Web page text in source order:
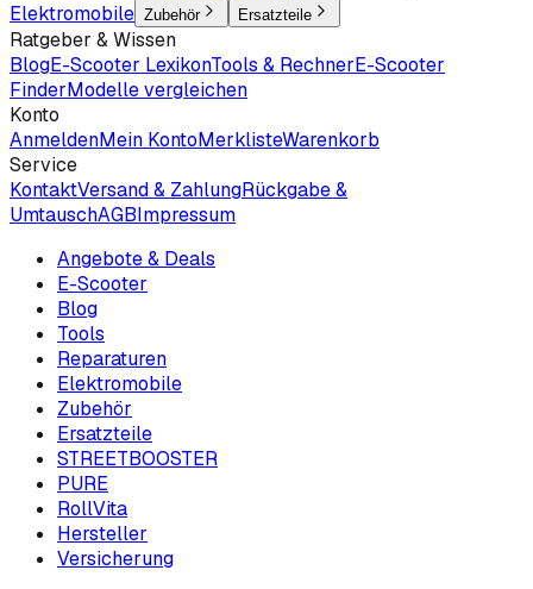
Elektromobile Zubehör Ersatzteile
Ratgeber & Wissen
BlogE-Scooter LexikonTools & RechnerE-Scooter
FinderModelle vergleichen
Konto
AnmeldenMein KontoMerklisteWarenkorb
Service
KontaktVersand & ZahlungRückgabe &
UmtauschAGBImpressum
Angebote & Deals
E-Scooter
Blog
Tools
Reparaturen
Elektromobile
Zubehör
Ersatzteile
STREETBOOSTER
PURE
RollVita
Hersteller
Versicherung